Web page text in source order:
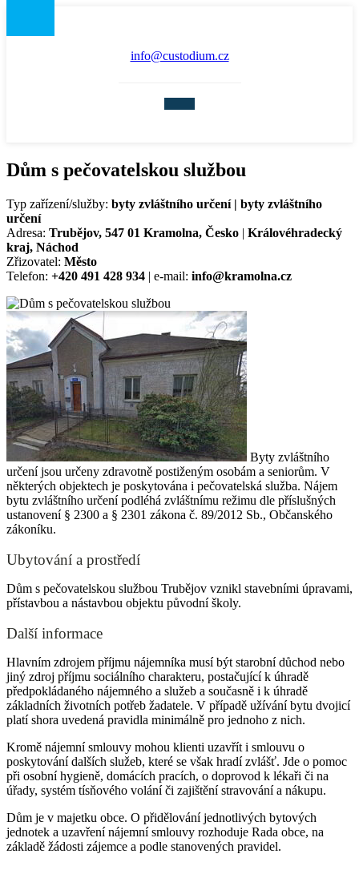
info@custodium.cz
Dům s pečovatelskou službou
Typ zařízení/služby: byty zvláštního určení | byty zvláštního
určení
Adresa: Trubějov, 547 01 Kramolna, Česko | Královéhradecký
kraj, Náchod
Zřizovatel: Město
Telefon: +420 491 428 934 | e-mail: info@kramolna.cz
Byty zvláštního
určení jsou určeny zdravotně postiženým osobám a seniorům. V
některých objektech je poskytována i pečovatelská služba. Nájem
bytu zvláštního určení podléhá zvláštnímu režimu dle příslušných
ustanovení § 2300 a § 2301 zákona č. 89/2012 Sb., Občanského
zákoníku.
Ubytování a prostředí
Dům s pečovatelskou službou Trubějov vznikl stavebními úpravami,
přístavbou a nástavbou objektu původní školy.
Další informace
Hlavním zdrojem příjmu nájemníka musí být starobní důchod nebo
jiný zdroj příjmu sociálního charakteru, postačující k úhradě
předpokládaného nájemného a služeb a současně i k úhradě
základních životních potřeb žadatele. V případě užívání bytu dvojicí
platí shora uvedená pravidla minimálně pro jednoho z nich.
Kromě nájemní smlouvy mohou klienti uzavřít i smlouvu o
poskytování dalších služeb, které se však hradí zvlášť. Jde o pomoc
při osobní hygieně, domácích pracích, o doprovod k lékaři či na
úřady, systém tísňového volání či zajištění stravování a nákupu.
Dům je v majetku obce. O přidělování jednotlivých bytových
jednotek a uzavření nájemní smlouvy rozhoduje Rada obce, na
základě žádosti zájemce a podle stanovených pravidel.